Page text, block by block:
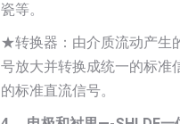
瓷等。
★转换器：由介质流动产生
号放大并转换成统一的标准
的标准直流信号。